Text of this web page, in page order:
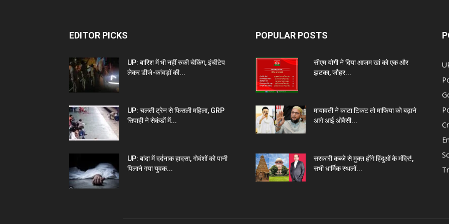
EDITOR PICKS
UP: बारिश में भी नहीं रुकी चेकिंग, इंचीटेप
लेकर डीजे-कांवड़ों की...
UP: चलती ट्रेन से फिसली महिला, GRP
सिपाही ने सेकंडों में...
UP: बांदा में दर्दनाक हादसा, गोवंशों को पानी
पिलाने गया युवक...
POPULAR POSTS
सीएम योगी ने दिया आजम खां को एक और
झटका, जौहर...
मायावती ने काटा टिकट तो माफिया को बढ़ाने
आगे आई ओवैसी...
सरकारी कब्जे से मुक्त होंगे हिंदुओं के मंदिर!,
सभी धार्मिक स्थलों...